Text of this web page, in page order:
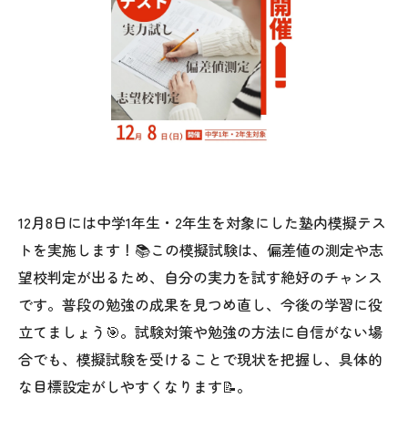
12月8日には中学1年生・2年生を対象にした塾内模擬テス
トを実施します！📚この模擬試験は、偏差値の測定や志
望校判定が出るため、自分の実力を試す絶好のチャンス
です。普段の勉強の成果を見つめ直し、今後の学習に役
立てましょう🎯。試験対策や勉強の方法に自信がない場
合でも、模擬試験を受けることで現状を把握し、具体的
な目標設定がしやすくなります📝。